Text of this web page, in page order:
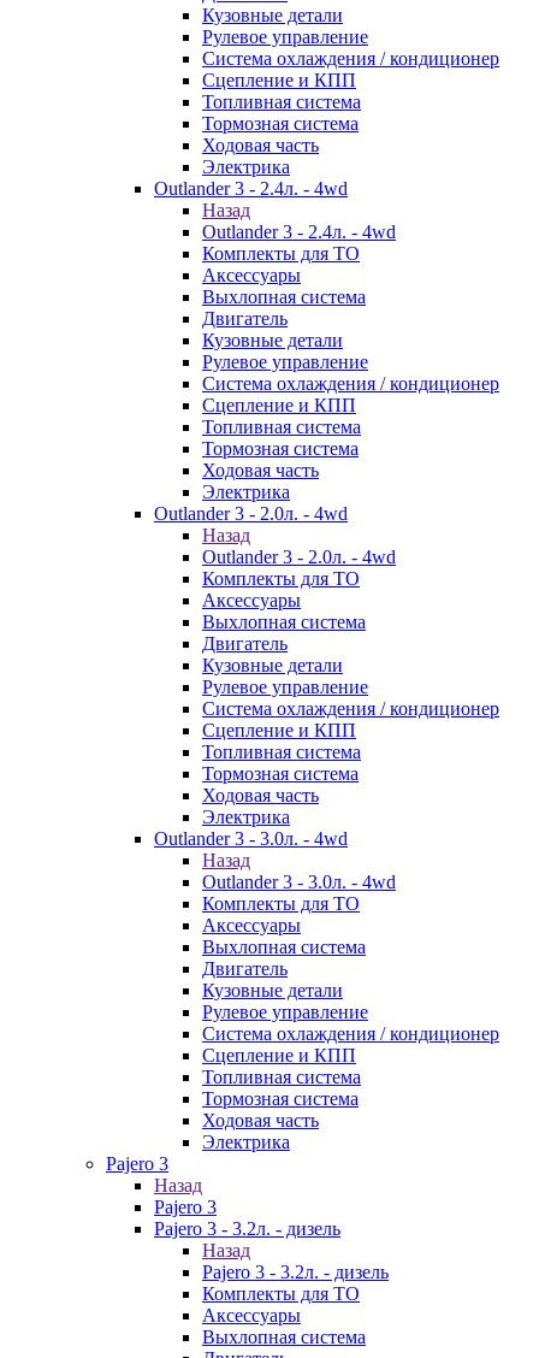
Кузовные детали
Рулевое управление
Система охлаждения / кондиционер
Сцепление и КПП
Топливная система
Тормозная система
Ходовая часть
Электрика
Outlander 3 - 2.4л. - 4wd
Назад
Outlander 3 - 2.4л. - 4wd
Комплекты для ТО
Аксессуары
Выхлопная система
Двигатель
Кузовные детали
Рулевое управление
Система охлаждения / кондиционер
Сцепление и КПП
Топливная система
Тормозная система
Ходовая часть
Электрика
Outlander 3 - 2.0л. - 4wd
Назад
Outlander 3 - 2.0л. - 4wd
Комплекты для ТО
Аксессуары
Выхлопная система
Двигатель
Кузовные детали
Рулевое управление
Система охлаждения / кондиционер
Сцепление и КПП
Топливная система
Тормозная система
Ходовая часть
Электрика
Outlander 3 - 3.0л. - 4wd
Назад
Outlander 3 - 3.0л. - 4wd
Комплекты для ТО
Аксессуары
Выхлопная система
Двигатель
Кузовные детали
Рулевое управление
Система охлаждения / кондиционер
Сцепление и КПП
Топливная система
Тормозная система
Ходовая часть
Электрика
Pajero 3
Назад
Pajero 3
Pajero 3 - 3.2л. - дизель
Назад
Pajero 3 - 3.2л. - дизель
Комплекты для ТО
Аксессуары
Выхлопная система